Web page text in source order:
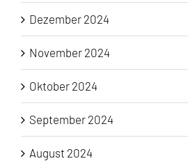
Dezember 2024
November 2024
Oktober 2024
September 2024
August 2024